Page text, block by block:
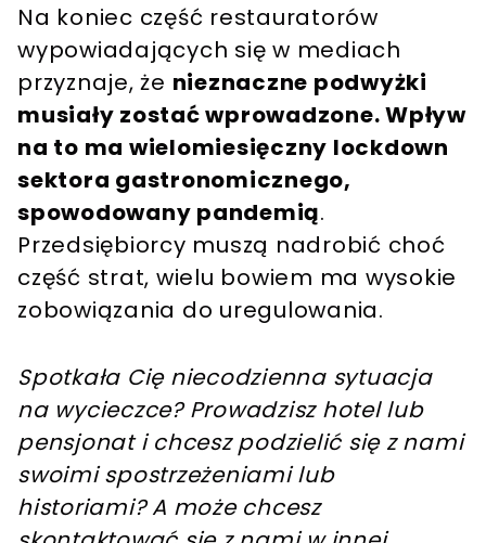
Na koniec część restauratorów
wypowiadających się w mediach
przyznaje, że nieznaczne podwyżki
musiały zostać wprowadzone. Wpływ
na to ma wielomiesięczny lockdown
sektora gastronomicznego,
spowodowany pandemią.
Przedsiębiorcy muszą nadrobić choć
część strat, wielu bowiem ma wysokie
zobowiązania do uregulowania.
Spotkała Cię niecodzienna sytuacja
na wycieczce? Prowadzisz hotel lub
pensjonat i chcesz podzielić się z nami
swoimi spostrzeżeniami lub
historiami? A może chcesz